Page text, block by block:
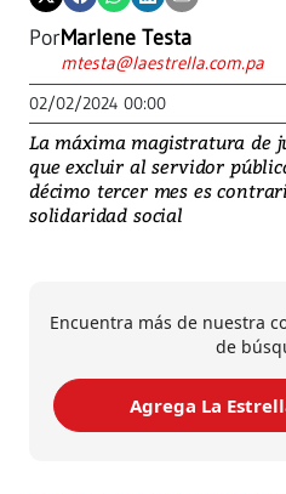
PorMarlene Testa
mtesta@laestrella.com.pa
02/02/2024 00:00
La máxima magistratura de
que excluir al servidor
décimo tercer mes es
solidaridad social
Encuentra más de nuestra
de
Agrega La